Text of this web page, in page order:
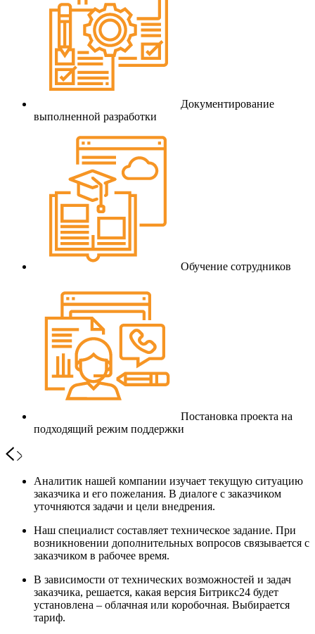
Документирование
выполненной разработки
Обучение сотрудников
Постановка проекта на
подходящий режим поддержки
Аналитик нашей компании изучает текущую ситуацию
заказчика и его пожелания. В диалоге с заказчиком
уточняются задачи и цели внедрения.
Наш специалист составляет техническое задание. При
возникновении дополнительных вопросов связывается с
заказчиком в рабочее время.
В зависимости от технических возможностей и задач
заказчика, решается, какая версия Битрикс24 будет
установлена – облачная или коробочная. Выбирается
тариф.